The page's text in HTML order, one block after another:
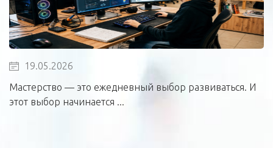
19.05.2026
Мастерство — это ежедневный выбор развиваться. И
этот выбор начинается ...